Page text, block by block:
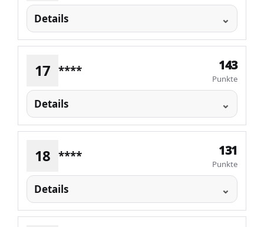
Details
17 **** 143
Punkte
Details
18 **** 131
Punkte
Details